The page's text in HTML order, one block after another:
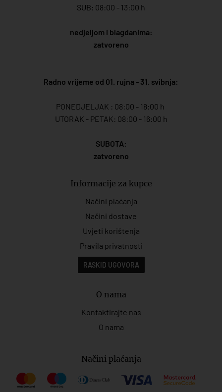
SUB: 08:00 - 13:00 h
nedjeljom i blagdanima:
zatvoreno
Radno vrijeme od 01. rujna - 31. svibnja:
PONEDJELJAK : 08:00 - 18:00 h
UTORAK - PETAK: 08:00 - 16:00 h
SUBOTA:
zatvoreno
Informacije za kupce
Načini plaćanja
Načini dostave
Uvjeti korištenja
Pravila privatnosti
RASKID UGOVORA
O nama
Kontaktirajte nas
O nama
Načini plaćanja